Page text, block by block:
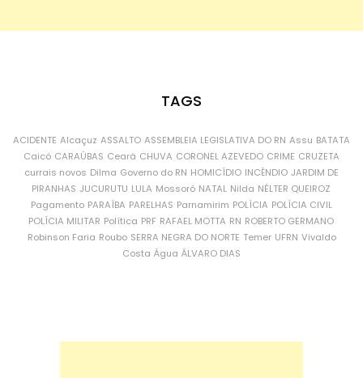
TAGS
ACIDENTE Alcaçuz ASSALTO ASSEMBLEIA LEGISLATIVA DO RN Assu BATATA
Caicó CARAÚBAS Ceará CHUVA CORONEL AZEVEDO CRIME CRUZETA
currais novos Dilma Governo do RN HOMICÍDIO INCÊNDIO JARDIM DE
PIRANHAS JUCURUTU LULA Mossoró NATAL Nilda NÉLTER QUEIROZ
Pagamento PARAÍBA PARELHAS Parnamirim POLÍCIA POLÍCIA CIVIL
POLÍCIA MILITAR Política PRF RAFAEL MOTTA RN ROBERTO GERMANO
Robinson Faria Roubo SERRA NEGRA DO NORTE Temer UFRN Vivaldo
Costa Água ÁLVARO DIAS